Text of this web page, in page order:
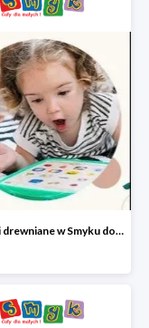
Zabawki drewniane w Smyku do -45%